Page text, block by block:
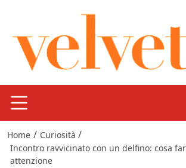
Home / Curiosità /
Incontro ravvicinato con un delfino: cosa
attenzione